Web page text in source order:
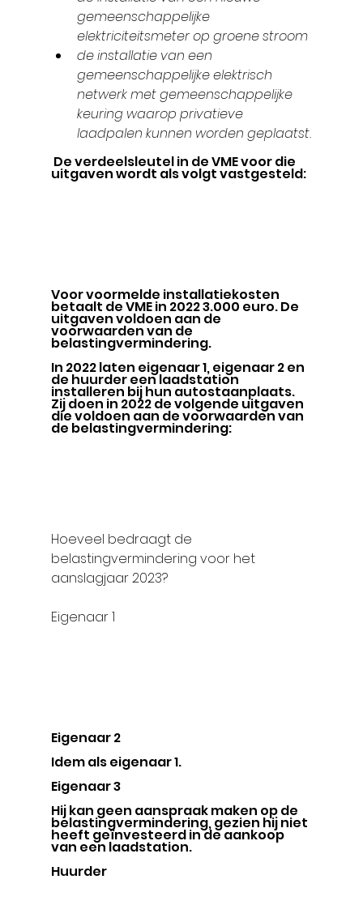
gemeenschappelijke
elektriciteitsmeter op groene stroom
de installatie van een
gemeenschappelijke elektrisch
netwerk met gemeenschappelijke
keuring waarop privatieve
laadpalen kunnen worden geplaatst.
uitgaven wordt als volgt vastgesteld:
Voor voormelde installatiekosten
betaalt de VME in 2022 3.000 euro. De
uitgaven voldoen aan de
voorwaarden van de
belastingvermindering.
In 2022 laten eigenaar 1, eigenaar 2 en
de huurder een laadstation
installeren bij hun autostaanplaats.
Zij doen in 2022 de volgende uitgaven
die voldoen aan de voorwaarden van
de belastingvermindering:
Hoeveel bedraagt de
belastingvermindering voor het
aanslagjaar 2023?
Eigenaar 1
Eigenaar 2
Idem als eigenaar 1.
Eigenaar 3
Hij kan geen aanspraak maken op de
belastingvermindering, gezien hij niet
heeft geïnvesteerd in de aankoop
van een laadstation.
Huurder